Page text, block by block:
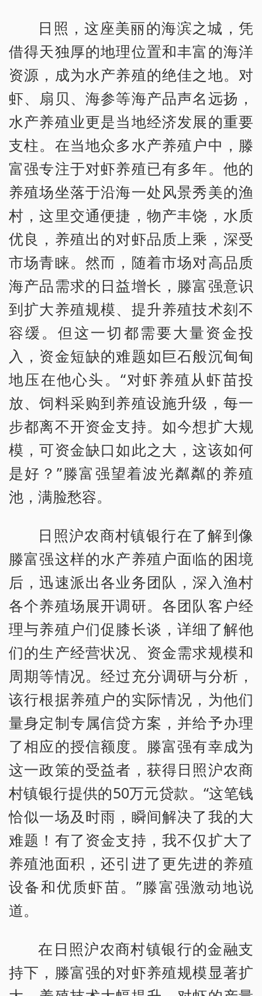
日照，这座美丽的海滨之城，凭
借得天独厚的地理位置和丰富的海洋
资源，成为水产养殖的绝佳之地。对
虾、扇贝、海参等海产品声名远扬，
水产养殖业更是当地经济发展的重要
支柱。在当地众多水产养殖户中，滕
富强专注于对虾养殖已有多年。他的
养殖场坐落于沿海一处风景秀美的渔
村，这里交通便捷，物产丰饶，水质
优良，养殖出的对虾品质上乘，深受
市场青睐。然而，随着市场对高品质
海产品需求的日益增长，滕富强意识
到扩大养殖规模、提升养殖技术刻不
容缓。但这一切都需要大量资金投
入，资金短缺的难题如巨石般沉甸甸
地压在他心头。“对虾养殖从虾苗投
放、饲料采购到养殖设施升级，每一
步都离不开资金支持。如今想扩大规
模，可资金缺口如此之大，这该如何
是好？”滕富强望着波光粼粼的养殖
池，满脸愁容。
日照沪农商村镇银行在了解到像
滕富强这样的水产养殖户面临的困境
后，迅速派出各业务团队，深入渔村
各个养殖场展开调研。各团队客户经
理与养殖户们促膝长谈，详细了解他
们的生产经营状况、资金需求规模和
周期等情况。经过充分调研与分析，
该行根据养殖户的实际情况，为他们
量身定制专属信贷方案，并给予办理
了相应的授信额度。滕富强有幸成为
这一政策的受益者，获得日照沪农商
村镇银行提供的50万元贷款。“这笔钱
恰似一场及时雨，瞬间解决了我的大
难题！有了资金支持，我不仅扩大了
养殖池面积，还引进了更先进的养殖
设备和优质虾苗。”滕富强激动地说
道。
在日照沪农商村镇银行的金融支
持下，滕富强的对虾养殖规模显著扩